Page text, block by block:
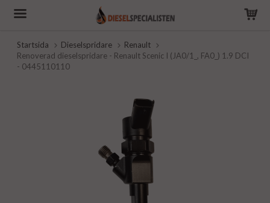
Startsida Dieselspridare
Renault
Renoverad dieselspridare - Renault Scenic I (JA0/1_, FA0_) 1.9 DCI
- 0445110110